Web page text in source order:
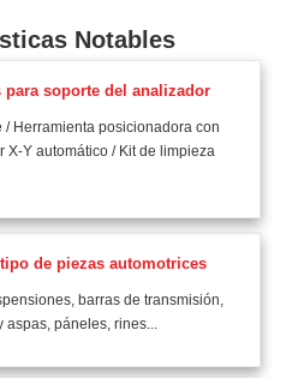
Notables
para soporte del analizador
/ Herramienta posicionadora con
X-Y automático / Kit de limpieza
de piezas automotrices
barras de transmisión,
aspas, páneles, rines...